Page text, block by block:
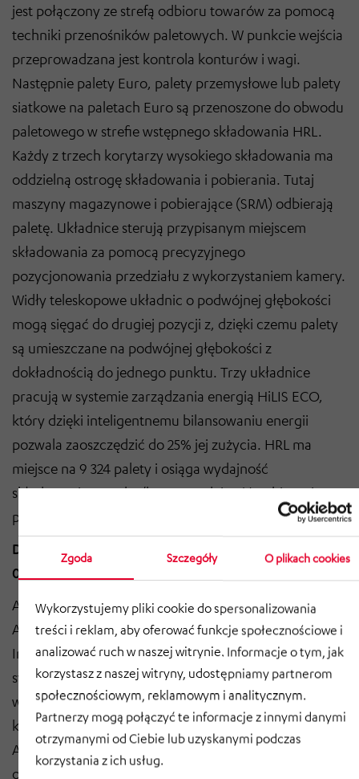
Zgoda Szczegóły O plikach cookies
Wykorzystujemy pliki cookie do spersonalizowania
treści i reklam, aby oferować funkcje społecznościowe i
analizować ruch w naszej witrynie. Informacje o tym, jak
korzystasz z naszej witryny, udostępniamy partnerom
społecznościowym, reklamowym i analitycznym.
Partnerzy mogą połączyć te informacje z innymi danymi
otrzymanymi od Ciebie lub uzyskanymi podczas
korzystania z ich usług.
jest połączony ze strefą odbioru towarów za pomocą
techniki przenośników paletowych. W punkcie wejścia
przeprowadzana jest kontrola konturów i wagi.
Następnie palety Euro, palety przemysłowe lub palety
siatkowe na paletach Euro są przenoszone do obwodu
paletowego w strefie wstępnego składowania HRL.
Każdy z trzech korytarzy wysokiego składowania ma
oddzielną ostrogę składowania i pobierania. Tutaj
maszyny magazynowe i pobierające (SRM) odbierają
paletę. Układnice sterują przypisanym miejscem
składowania za pomocą precyzyjnego
pozycjonowania przedziału z wykorzystaniem kamery.
Widły teleskopowe układnic o podwójnej głębokości
mogą sięgać do drugiej pozycji z, dzięki czemu palety
są umieszczane na podwójnej głębokości z
dokładnością do jednego punktu. Trzy układnice
pracują w systemie zarządzania energią HiLIS ECO,
który dzięki inteligentnemu bilansowaniu energii
pozwala zaoszczędzić do 25% jej zużycia. HRL ma
miejsce na 9 324 palety i osiąga wydajność
składowania 93 palet/h oraz wydajność pobierania 85
palet/h.
Dynamic AutoStore
magazyn małych części na 16
000 pojemników
Aby optymalnie dostosować magazyn małych części
AutoStore® do wymagań firmy iDM, firma HÖRMANN
Intralogistics przeprowadziła kompleksową symulację
systemu z wykorzystaniem rzeczywistych danych. W
wyniku tego powstała konfiguracja z jednym portem
karuzelowym po zachodniej stronie magazynu
AutoStore®, który jest przeznaczony głównie do
odkładania. Cztery porty przenośników są ustawione